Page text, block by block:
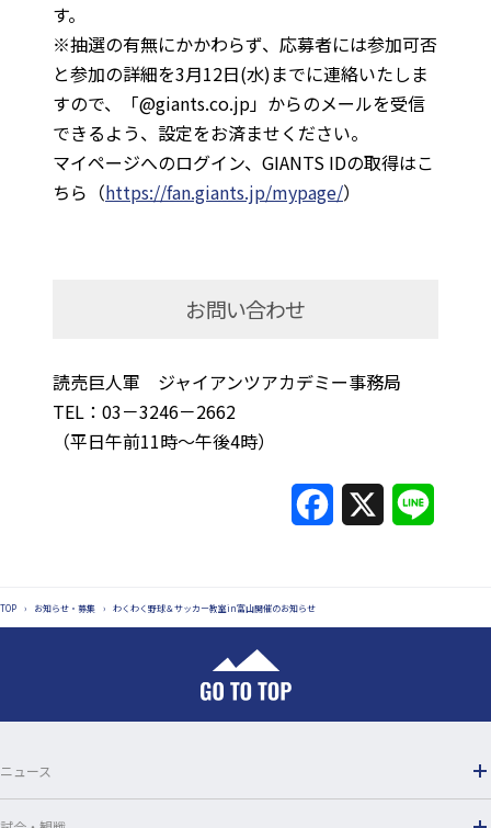
す。
※抽選の有無にかかわらず、応募者には参加可否
と参加の詳細を3月12日(水)までに連絡いたしま
すので、「@giants.co.jp」からのメールを受信
できるよう、設定をお済ませください。
マイページへのログイン、GIANTS IDの取得はこ
ちら（https://fan.giants.jp/mypage/）
お問い合わせ
読売巨人軍 ジャイアンツアカデミー事務局
TEL：03－3246－2662
（平日午前11時～午後4時）
e
k
e
TOP › お知らせ・募集 › わくわく野球＆サッカー教室in富山開催のお知らせ
ニュース